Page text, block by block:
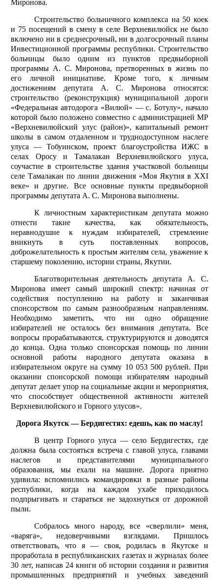
Миронова.
Строительство больничного комплекса на 50 коек
и 75 посещений в смену в селе Верхневилюйск не было
включено ни в среднесрочный, ни в долгосрочный планы
Инвестиционной программы республики. Строительство
больницы было одним из пунктов предвыборной
программы А. С. Миронова, претворенных в жизнь по
его личной инициативе. Кроме того, к личным
достижениям депутата А. С. Миронова относятся:
строительство (реконструкция) муниципальной дороги
«Федеральная автодорога «Вилюй» — с. Ботулу», начало
которой было положено совместно с администрацией МР
«Верхневилюйский улус (район)», капитальный ремонт
школы в самом отдаленном и труднодоступном наслеге
улуса — Тобуинском, проект благоустройства ИЖС в
селах Оросу и Тамалакан Верхневилюйского улуса,
соучастие в строительстве здания участковой больницы
селе Тамалакан по линии движения «Моя Якутия в XXI
веке» и другие. Все основные пункты предвыборной
программы депутата А. С. Миронова выполнены.
К личностным характеристикам депутата можно
отнести такие качества, как обязательность,
неравнодушие к нуждам избирателей, стремление
вникнуть в суть поставленных вопросов,
доброжелательность к простым жителям села, уважение к
старшему поколению, истории страны, Якутии.
Благотворительная деятельность депутата А. С.
Миронова имеет самый широкий спектр: начиная от
содействия поступлению на работу и заканчивая
спонсорством по самым разнообразным направлениям.
Необходимо заметить, что ни одно обращение
избирателей не осталось без внимания депутата. Все
вопросы прорабатываются, структурируются и доводятся
до конца. Одна только спонсорская помощь по линии
основной работы народного депутата оказана в
избирательном округе на сумму 10 053 500 рублей. При
оказании спонсорской помощи избирателям народный
депутат делает упор на социальные акции и мероприятия,
что способствует общественной активности жителей
Верхневилюйского и Горного улусов».
Дорога Якутск — Бердигестях: едешь, как по маслу!
В центр Горного улуса — село Бердигестях, где
должна была состояться встреча с главой улуса, главами
наслегов и представителями муниципального
образования, мы ехали на машине. Дорога приятно
удивила: вспомнились командировки в разные районы
республики, когда на каждом ухабе приходилось
подпрыгивать и стараться не задохнуться от дорожной
пыли.
Собралось много народу, все «сверлили» меня,
«варяга», недоверчивыми взглядами. Пришлось
ответствовать, что я — своя, родилась в Якутске и
проработала в республиканских газетах и журналах более
30 лет, написав 24 книги об истории создания и развития
промышленных предприятий и учебных заведений